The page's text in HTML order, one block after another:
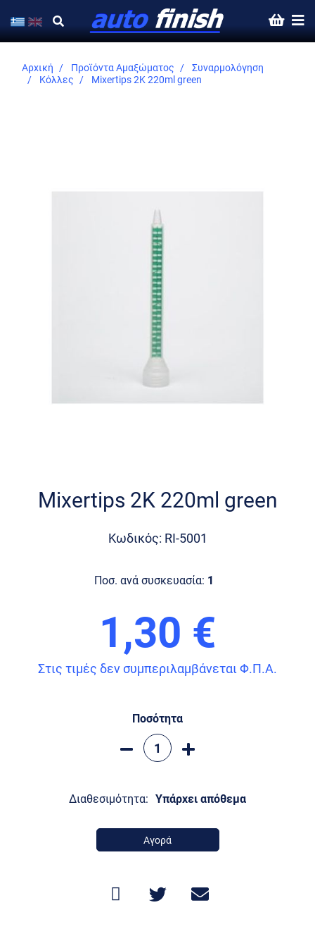
Αρχική Προϊόντα Αμαξώματος
Συναρμολόγηση
Κόλλες
Mixertips 2K 220ml green
beginningMixertips 2K 220ml green
Κωδικός: RI-5001
Ποσ. ανά συσκευασία: 1
1,30 €
Στις τιμές δεν συμπεριλαμβάνεται Φ.Π.Α.
Ποσότητα
Διαθεσιμότητα: Υπάρχει απόθεμα
Αγορά